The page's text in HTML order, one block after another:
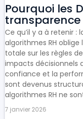
Pourquoi les
transparence
Ce qu’il y a à retenir
algorithmes RH oblige
totale sur les règles
impacts décisionnels
confiance et la
sont devenus
algorithmes RH ne
7 janvier 2026